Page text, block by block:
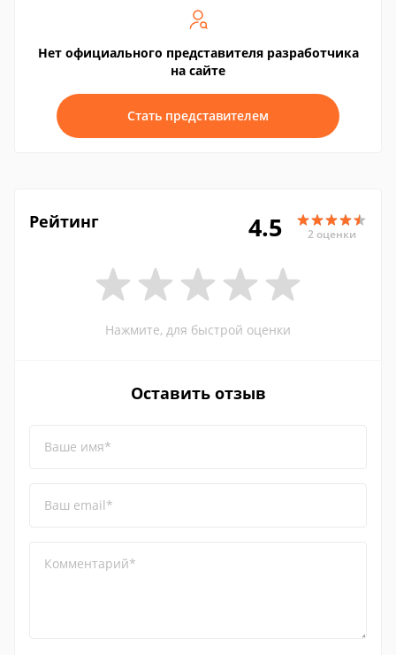
Нет официального представителя разработчика
на сайте
Стать представителем
Рейтинг 4.5 2 оценки
Нажмите, для быстрой оценки
Оставить отзыв
Ваше имя*
Ваш email*
Комментарий*